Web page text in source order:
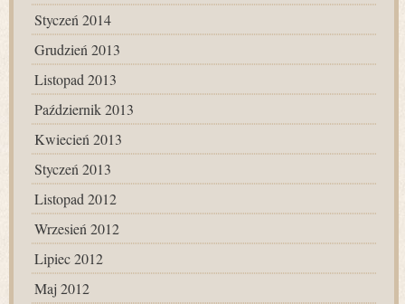
Styczeń 2014
Grudzień 2013
Listopad 2013
Październik 2013
Kwiecień 2013
Styczeń 2013
Listopad 2012
Wrzesień 2012
Lipiec 2012
Maj 2012